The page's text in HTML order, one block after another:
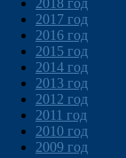
2018 год
2017 год
2016 год
2015 год
2014 год
2013 год
2012 год
2011 год
2010 год
2009 год